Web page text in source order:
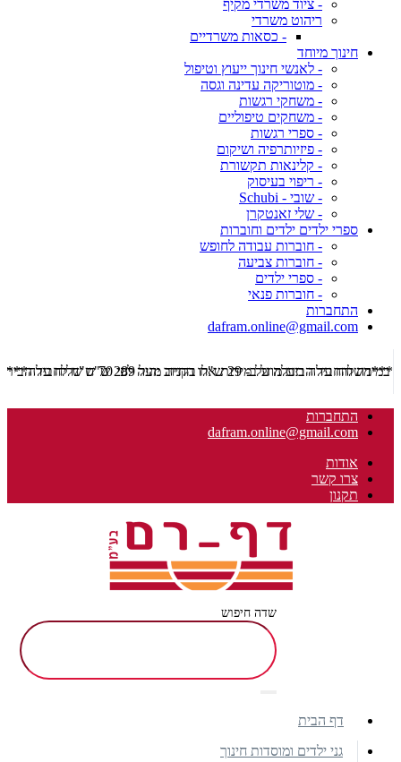
- ציוד משרדי מקיף
ריהוט משרדי
- כסאות משרדיים
חינוך מיוחד
- לאנשי חינוך ייעוץ וטיפול
- מוטוריקה עדינה וגסה
- משחקי רגשות
- משחקים טיפוליים
- ספרי רגשות
- פיזיותרפיה ושיקום
- קלינאות תקשורת
- ריפוי בעיסוק
- שובי - Schubi
- שלי זאנטקרן
ספרי ילדים ילדים וחוברות
- חוברות עבודה לחופש
- חוברות צביעה
- ספרי ילדים
- חוברות פנאי
התחברות
dafram.online@gmail.com
***משלוח עד הבית מוזל ב- 29 ש"ח בקניה מעל 289 ש"ח שליח עד הבית ***
התחברות
dafram.online@gmail.com
אודות
צרו קשר
תקנון
שדה חיפוש
דף הבית
גני ילדים ומוסדות חינוך